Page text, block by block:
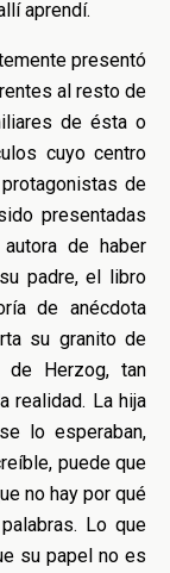
aprendí.
presentó
al resto de
de ésta o
cuyo centro
de
presentadas
de haber
padre, el libro
de anécdota
su granito de
de Herzog, tan
realidad. La hija
lo esperaban,
puede que
no hay por qué
Lo que
su papel no es